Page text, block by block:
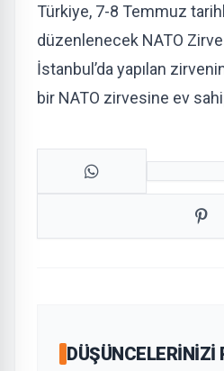
Türkiye, 7-8 Temmuz
düzenlenecek NATO
İstanbul’da yapılan
bir NATO zirvesine ev
DÜŞÜNCELERINIZI